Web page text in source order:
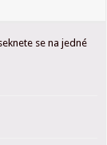
se na jedné